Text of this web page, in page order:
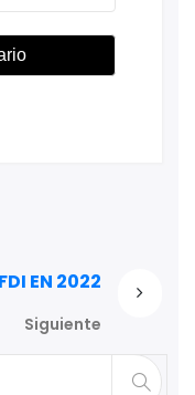
EN 2022
Siguiente